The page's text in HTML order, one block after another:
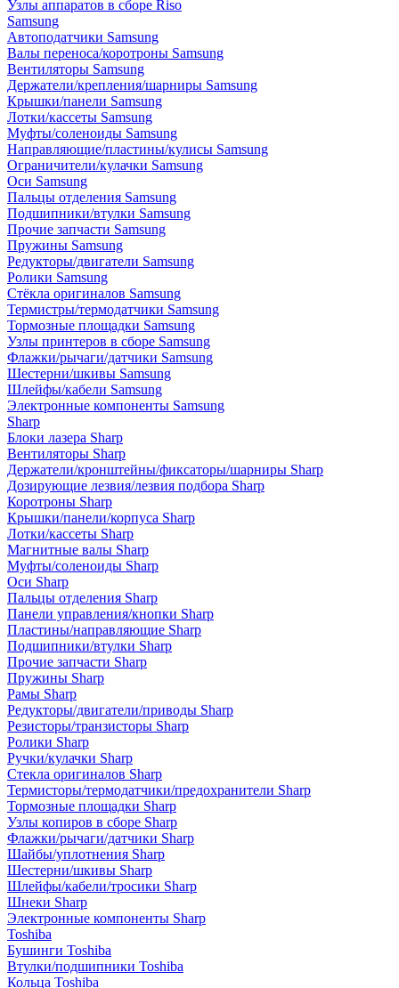
Узлы аппаратов в сборе Riso
Samsung
Автоподатчики Samsung
Валы переноса/коротроны Samsung
Вентиляторы Samsung
Держатели/крепления/шарниры Samsung
Крышки/панели Samsung
Лотки/кассеты Samsung
Муфты/соленоиды Samsung
Направляющие/пластины/кулисы Samsung
Ограничители/кулачки Samsung
Оси Samsung
Пальцы отделения Samsung
Подшипники/втулки Samsung
Прочие запчасти Samsung
Пружины Samsung
Редукторы/двигатели Samsung
Ролики Samsung
Стёкла оригиналов Samsung
Термистры/термодатчики Samsung
Тормозные площадки Samsung
Узлы принтеров в сборе Samsung
Флажки/рычаги/датчики Samsung
Шестерни/шкивы Samsung
Шлейфы/кабели Samsung
Электронные компоненты Samsung
Sharp
Блоки лазера Sharp
Вентиляторы Sharp
Держатели/кронштейны/фиксаторы/шарниры Sharp
Дозирующие лезвия/лезвия подбора Sharp
Коротроны Sharp
Крышки/панели/корпуса Sharp
Лотки/кассеты Sharp
Магнитные валы Sharp
Муфты/соленоиды Sharp
Оси Sharp
Пальцы отделения Sharp
Панели управления/кнопки Sharp
Пластины/направляющие Sharp
Подшипники/втулки Sharp
Прочие запчасти Sharp
Пружины Sharp
Рамы Sharp
Редукторы/двигатели/приводы Sharp
Резисторы/транзисторы Sharp
Ролики Sharp
Ручки/кулачки Sharp
Стекла оригиналов Sharp
Термисторы/термодатчики/предохранители Sharp
Тормозные площадки Sharp
Узлы копиров в сборе Sharp
Флажки/рычаги/датчики Sharp
Шайбы/уплотнения Sharp
Шестерни/шкивы Sharp
Шлейфы/кабели/тросики Sharp
Шнеки Sharp
Электронные компоненты Sharp
Toshiba
Бушинги Toshiba
Втулки/подшипники Toshiba
Кольца Toshiba